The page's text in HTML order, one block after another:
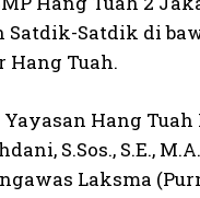
Satdik di
Hang Tuah.
Hang
S.Sos., S.E.,
Laksma